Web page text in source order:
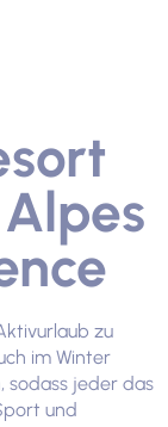
zu
im Winter
sodass jeder das
und